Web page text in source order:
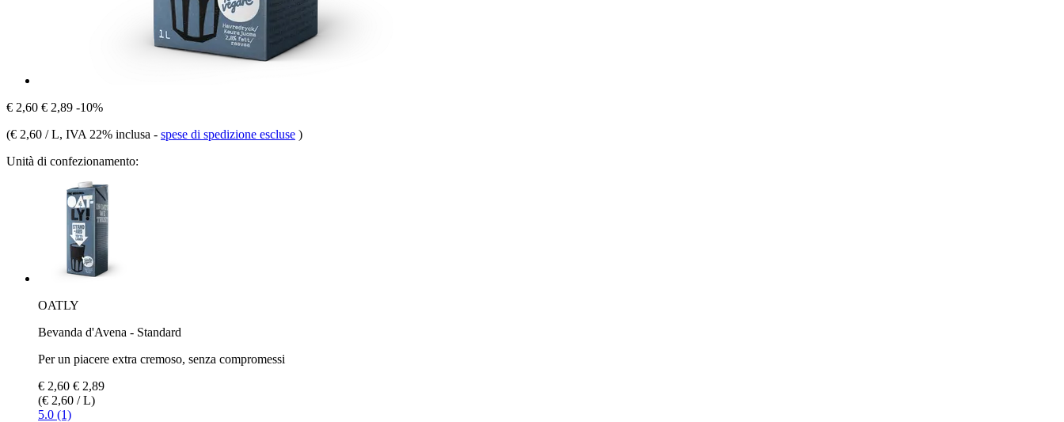
€ 2,60 € 2,89 -10%
(€ 2,60 / L, IVA 22% inclusa - spese di spedizione escluse )
Unità di confezionamento:
OATLY
Bevanda d'Avena - Standard
Per un piacere extra cremoso, senza compromessi
€ 2,60 € 2,89
(€ 2,60 / L)
5.0 (1)